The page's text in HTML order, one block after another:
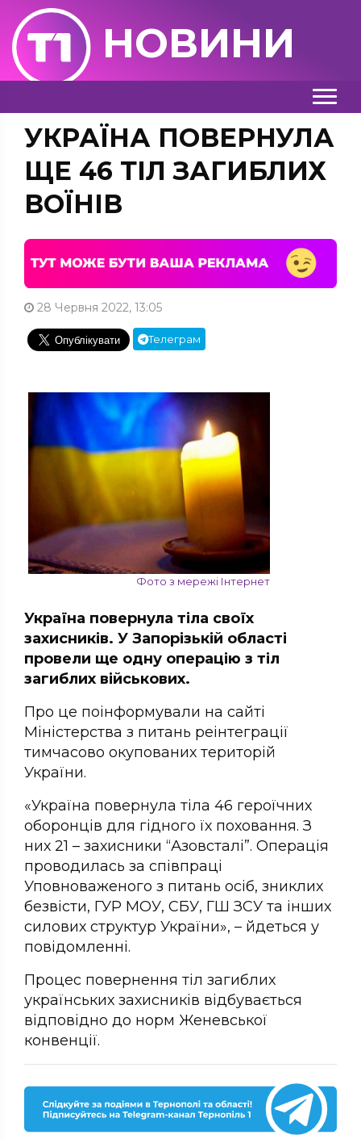
НОВИНИ
УКРАЇНА ПОВЕРНУЛА
ЩЕ 46 ТІЛ ЗАГИБЛИХ
ВОЇНІВ
28 Червня 2022, 13:05
Телеграм
Фото з мережі Інтернет
Україна повернула тіла своїх
захисників. У Запорізькій області
провели ще одну операцію з тіл
загиблих військових.
Про це поінформували на сайті
Міністерства з питань реінтеграції
тимчасово окупованих територій
України.
«Україна повернула тіла 46 героїчних
оборонців для гідного їх поховання. З
них 21 – захисники “Азовсталі”. Операція
проводилась за співпраці
Уповноваженого з питань осіб, зниклих
безвісти, ГУР МОУ, СБУ, ГШ ЗСУ та інших
силових структур України», – йдеться у
повідомленні.
Процес повернення тіл загиблих
українських захисників відбувається
відповідно до норм Женевської
конвенції.